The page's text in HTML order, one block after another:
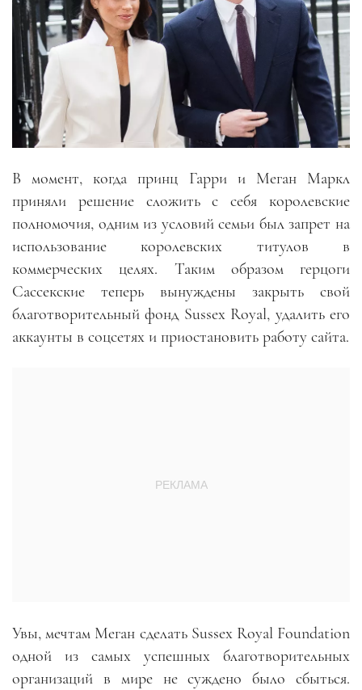
В момент, когда принц Гарри и Меган Маркл
приняли решение сложить с себя королевские
полномочия, одним из условий семьи был запрет на
использование королевских титулов в
коммерческих целях. Таким образом герцоги
Сассекские теперь вынуждены закрыть свой
благотворительный фонд Sussex Royal, удалить его
аккаунты в соцсетях и приостановить работу сайта.
Увы, мечтам Меган сделать Sussex Royal Foundation
одной из самых успешных благотворительных
организаций в мире не суждено было сбыться.